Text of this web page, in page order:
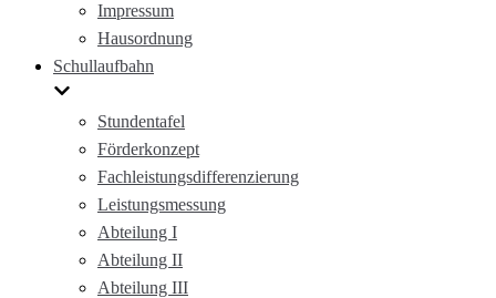
Impressum
Hausordnung
Schullaufbahn
Stundentafel
Förderkonzept
Fachleistungsdifferenzierung
Leistungsmessung
Abteilung I
Abteilung II
Abteilung III